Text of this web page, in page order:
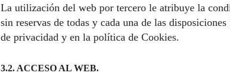
La utilización del web por tercero le atribuye la
sin reservas de todas y cada una de las
de privacidady en la política de Cookies.
3.2. ACCESO AL WEB.